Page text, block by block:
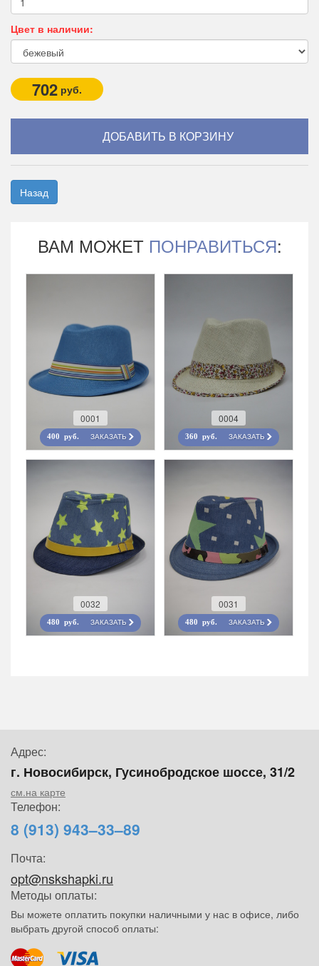
Цвет в наличии:
702 руб.
Назад
ВАМ МОЖЕТ ПОНРАВИТЬСЯ:
0001
400 руб. ЗАКАЗАТЬ
0004
360 руб. ЗАКАЗАТЬ
0032
480 руб. ЗАКАЗАТЬ
0031
480 руб. ЗАКАЗАТЬ
Адрес:
г. Новосибирск, Гусинобродское шоссе, 31/2
см.на карте
Телефон:
8 (913) 943–33–89
Почта:
opt@nskshapki.ru
Методы оплаты:
Вы можете оплатить покупки наличными у нас в офисе, либо
выбрать другой способ оплаты: